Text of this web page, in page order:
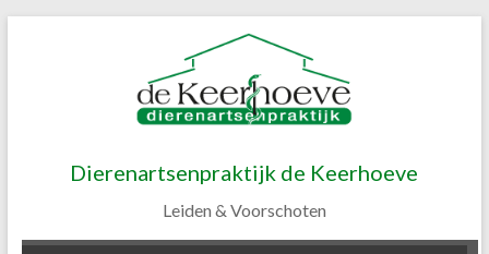
Dierenartsenpraktijk de Keerhoeve
Leiden & Voorschoten